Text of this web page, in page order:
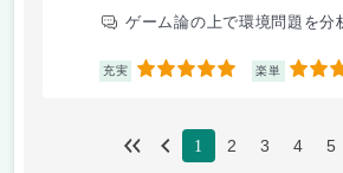
ゲーム論の上で環境問題を分
充実 5 楽単 4
1 2 3 4 5